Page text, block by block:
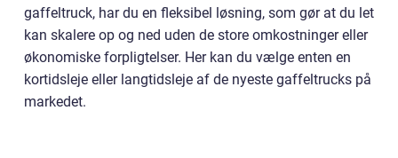
gaffeltruck, har du en fleksibel løsning, som gør at du let
kan skalere op og ned uden de store omkostninger eller
økonomiske forpligtelser. Her kan du vælge enten en
kortidsleje eller langtidsleje af de nyeste gaffeltrucks på
markedet.